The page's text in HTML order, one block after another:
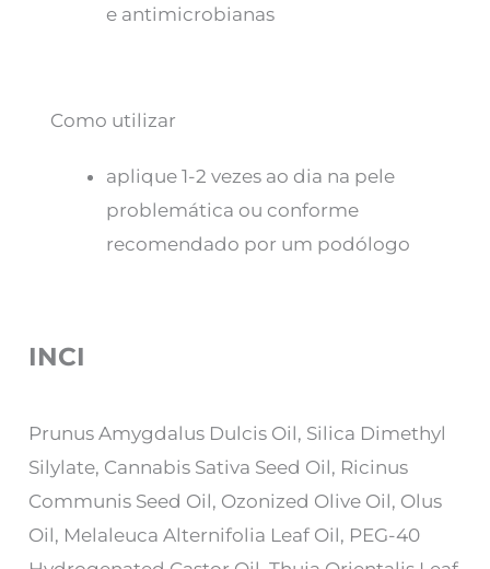
e antimicrobianas
Como utilizar
aplique 1-2 vezes ao dia na pele
problemática ou conforme
recomendado por um podólogo
INCI
Prunus Amygdalus Dulcis Oil, Silica Dimethyl
Silylate, Cannabis Sativa Seed Oil, Ricinus
Communis Seed Oil, Ozonized Olive Oil, Olus
Oil, Melaleuca Alternifolia Leaf Oil, PEG-40